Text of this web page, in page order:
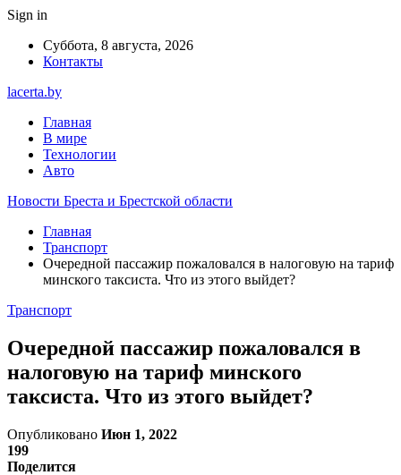
Sign in
Суббота, 8 августа, 2026
Контакты
lacerta.by
Главная
В мире
Технологии
Авто
Новости Бреста и Брестской области
Главная
Транспорт
Очередной пассажир пожаловался в налоговую на тариф
минского таксиста. Что из этого выйдет?
Транспорт
Очередной пассажир пожаловался в
налоговую на тариф минского
таксиста. Что из этого выйдет?
Опубликовано Июн 1, 2022
199
Поделится